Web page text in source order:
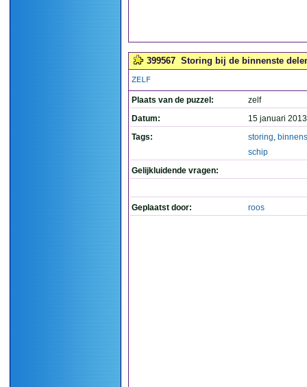
399567 Storing bij de binnenste
ZELF
Plaats van de puzzel:
zelf
Datum:
15 januari
Tags:
storing,
schip
Gelijkluidende vragen:
Geplaatst door: roos